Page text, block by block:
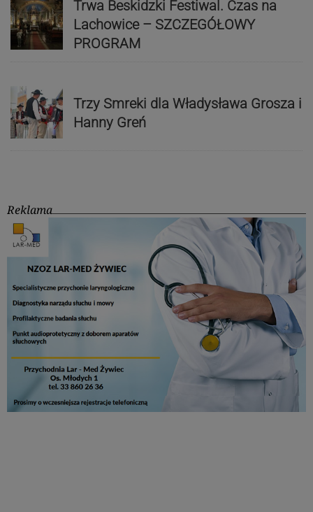
Trwa Beskidzki Festiwal. Czas na
Lachowice – SZCZEGÓŁOWY
PROGRAM
Trzy Smreki dla Władysława Grosza i
Hanny Greń
Reklama